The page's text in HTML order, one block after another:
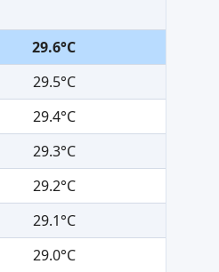
29.6°C
29.5°C
29.4°C
29.3°C
29.2°C
29.1°C
29.0°C